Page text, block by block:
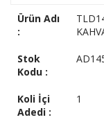
Ürün Adı
:
Stok
Kodu :
Koli İçi
Adedi :
1